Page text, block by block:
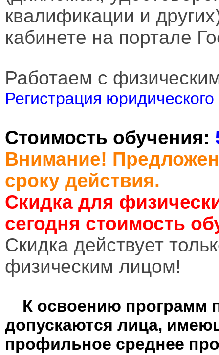
квалификации и
кабинете на портале
Работаем с
Регистрация
Стоимость обучения:
Внимание!
сроку действия.
Скидка для
сегодня стоимость
Cкидка действует
физическим лицом!
К освоению программ
допускаются лица,
профильное среднее